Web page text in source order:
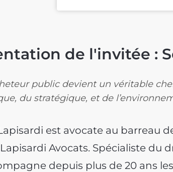
de l'invitée :
public devient un véritable
du stratégique, et de
est avocate au barreau
Avocats. Spécialiste du
depuis plus de 20 ans